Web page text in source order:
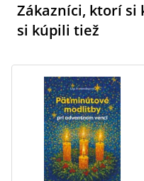
Zákazníci, ktorí
si kúpili tiež